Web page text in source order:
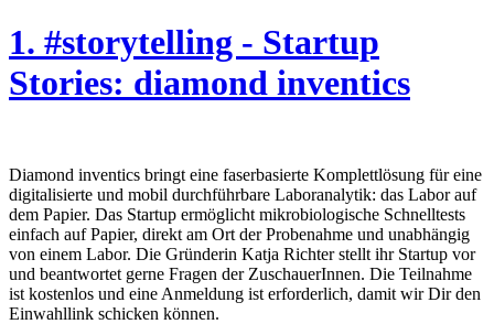
1. #storytelling - Startup
Stories: diamond inventics
Diamond inventics bringt eine faserbasierte Komplettlösung für eine
digitalisierte und mobil durchführbare Laboranalytik: das Labor auf
dem Papier. Das Startup ermöglicht mikrobiologische Schnelltests
einfach auf Papier, direkt am Ort der Probenahme und unabhängig
von einem Labor. Die Gründerin Katja Richter stellt ihr Startup vor
und beantwortet gerne Fragen der ZuschauerInnen. Die Teilnahme
ist kostenlos und eine Anmeldung ist erforderlich, damit wir Dir den
Einwahllink schicken können.